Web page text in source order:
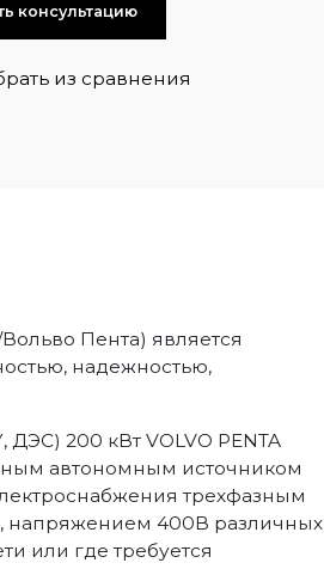
консультацию
из сравнения
Пента) является
надежностью,
200 кВт VOLVO PENTA
автономным источником
трехфазным
напряжением 400В различных
или где требуется